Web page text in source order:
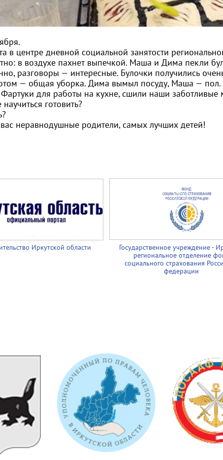
в центре дневной социальной занятости
в воздухе пахнет выпечкой. Маша и Дима пекли
разговоры — интересные. Булочки получились
— общая уборка. Дима вымыл посуду, Маша — пол.
Фартуки для работы на кухне, сшили наши заботливые
научиться готовить?
неравнодушные родители, самых лучших детей!
Иркутской области
Государственное учреждение -
региональное отделение
социального страхования
федерации